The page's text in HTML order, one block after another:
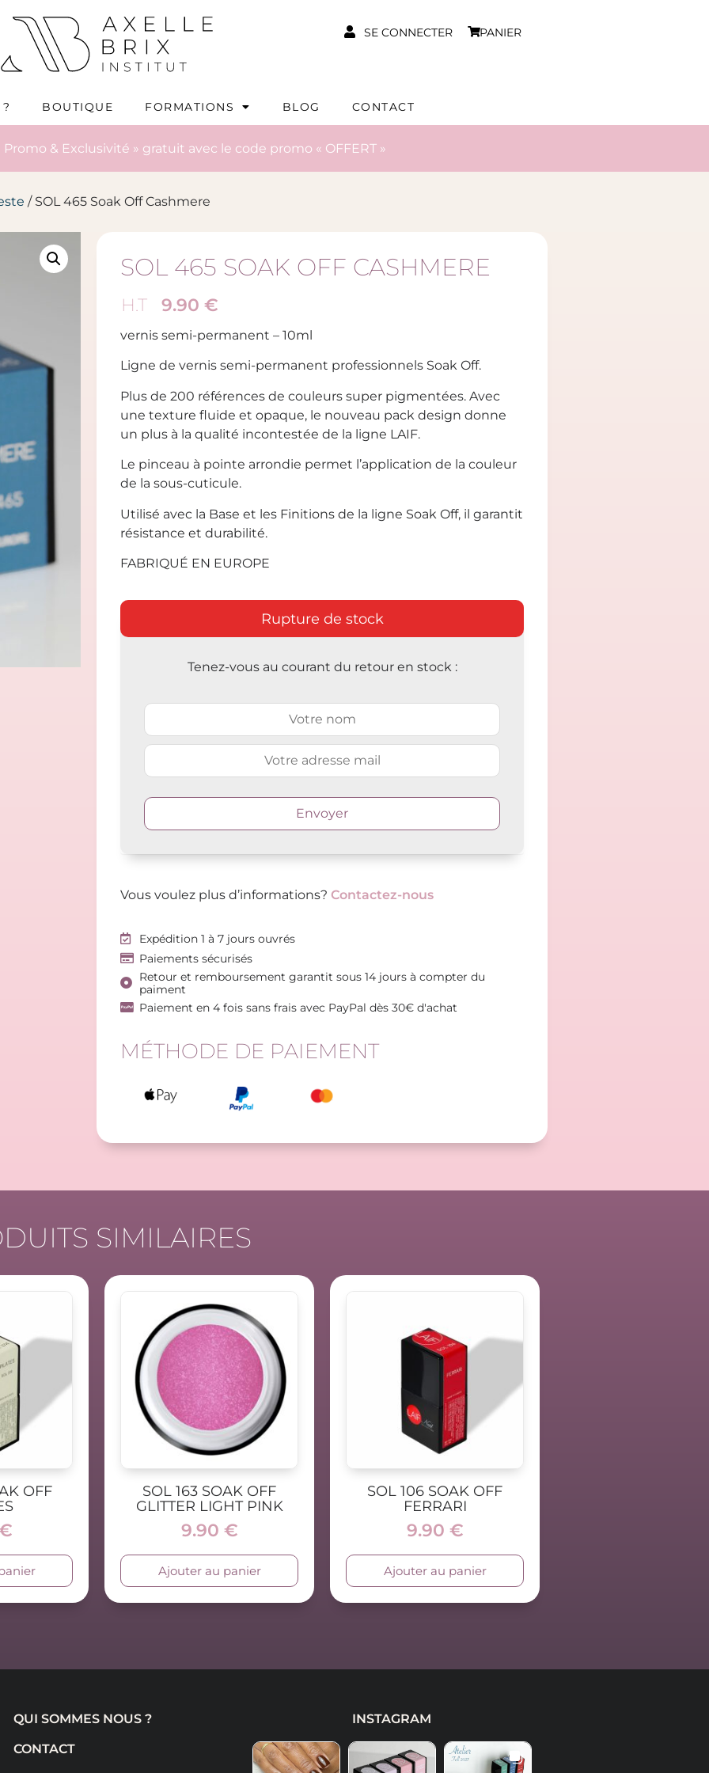
SE CONNECTER PANIER
BOUTIQUE FORMATIONS BLOG CONTACT
& Exclusivité » gratuit avec le code promo « OFFERT »
/ SOL 465 Soak Off Cashmere
SOL 465 SOAK OFF CASHMERE
H.T 9.90 €
vernis semi-permanent – 10ml
Ligne de vernis semi-permanent professionnels Soak Off.
Plus de 200 références de couleurs super pigmentées. Avec
une texture fluide et opaque, le nouveau pack design donne
un plus à la qualité incontestée de la ligne LAIF.
Le pinceau à pointe arrondie permet l’application de la couleur
de la sous-cuticule.
Utilisé avec la Base et les Finitions de la ligne Soak Off, il garantit
résistance et durabilité.
FABRIQUÉ EN EUROPE
Rupture de stock
Tenez-vous au courant du retour en stock :
Vous voulez plus d’informations? Contactez-nous
Expédition 1 à 7 jours ouvrés
Paiements sécurisés
Retour et remboursement garantit sous 14 jours à compter du
paiment
Paiement en 4 fois sans frais avec PayPal dès 30€ d'achat
MÉTHODE DE PAIEMENT
SIMILAIRES
OFF
SOL 163 SOAK OFF
GLITTER LIGHT PINK
9.90 €
Ajouter au panier
SOL 106 SOAK OFF
FERRARI
9.90 €
Ajouter au panier
QUI SOMMES NOUS ?
CONTACT
INSTAGRAM